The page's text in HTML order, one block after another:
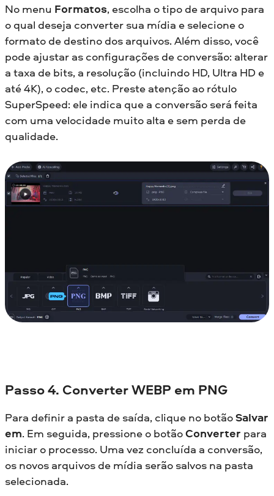
No menu Formatos, escolha o tipo de arquivo para
o qual deseja converter sua mídia e selecione o
formato de destino dos arquivos. Além disso, você
pode ajustar as configurações de conversão: alterar
a taxa de bits, a resolução (incluindo HD, Ultra HD e
até 4K), o codec, etc. Preste atenção ao rótulo
SuperSpeed: ele indica que a conversão será feita
com uma velocidade muito alta e sem perda de
qualidade.
Passo 4. Converter WEBP em PNG
Para definir a pasta de saída, clique no botãoSalvar
em. Em seguida, pressione o botãoConverter para
iniciar o processo. Uma vez concluída a conversão,
os novos arquivos de mídia serão salvos na pasta
selecionada.